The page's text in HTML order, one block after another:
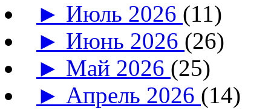
► Июль 2026 (11)
► Июнь 2026 (26)
► Май 2026 (25)
► Апрель 2026 (14)